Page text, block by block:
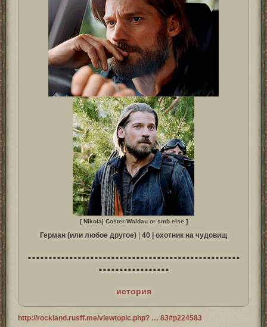
[ Nikolaj Coster-Waldau or smb else ]
Герман (или любое другое) 40 | охотник на чудовищ
■ ■ ■ ■ ■ ■ ■ ■ ■ ■ ■ ■ ■ ■ ■ ■ ■ ■ ■ ■ ■ ■ ■ ■ ■ ■ ■ ■ ■ ■ ■ ■ ■ ■ ■ ■ ■ ■ ■ ■ ■ ■ ■ ■ ■ ■ ■ ■ ■ ■ ■
■ ■ ■ ■ ■ ■ ■ ■ ■ ■ ■ ■ ■ ■ ■ ■ ■
история
http://rockland.rusff.me/viewtopic.php? … 83#p224583